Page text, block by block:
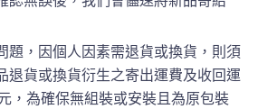
題，因個人因素需退貨或換貨，則須
退貨或換貨衍生之寄出運費及收回運
，為確保無組裝或安裝且為原包裝